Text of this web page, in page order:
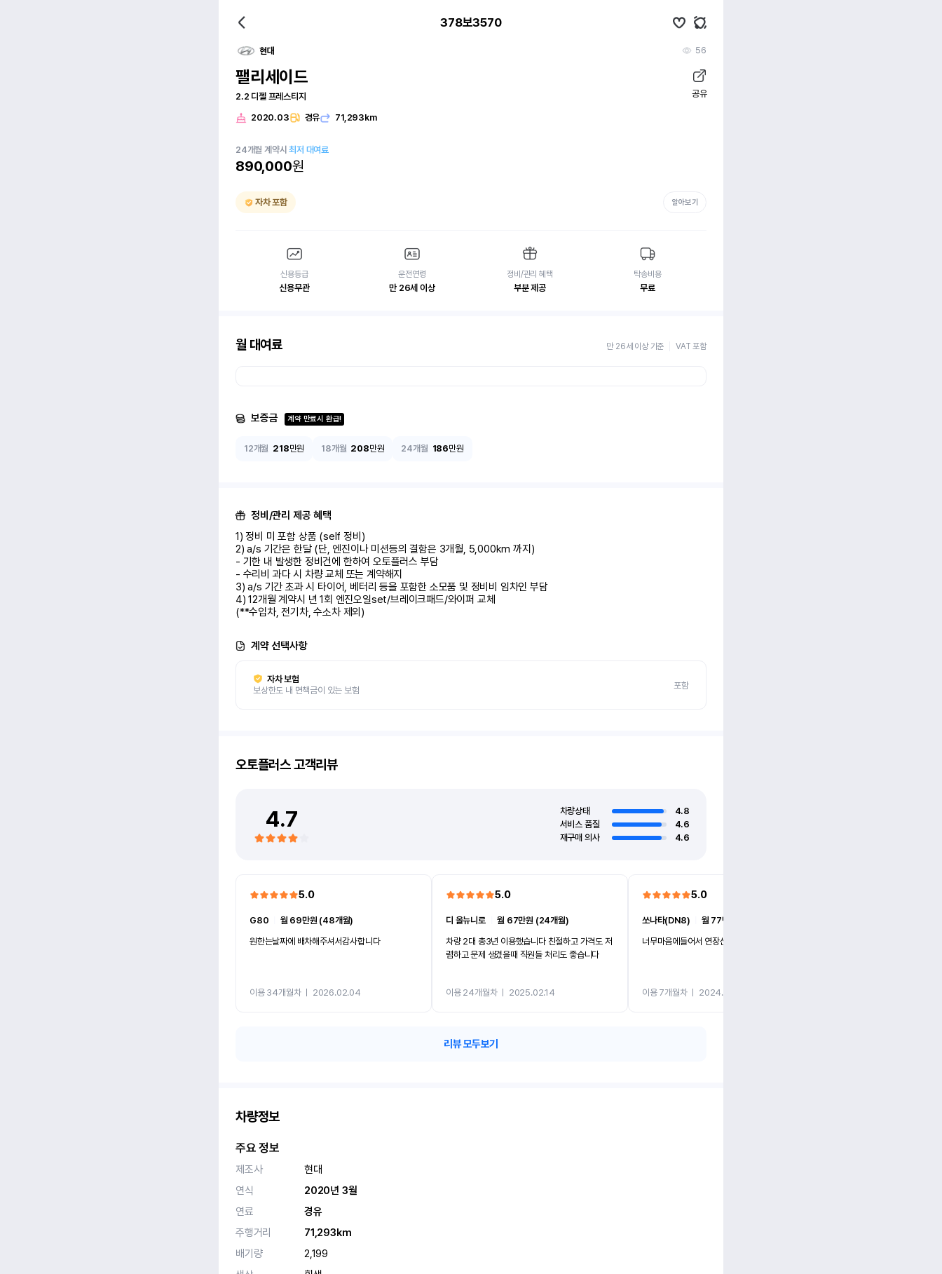
378보3570
현대 56
팰리세이드
2.2 디젤 프레스티지 공유
2020.03 경유 71,293km
24개월 계약시최저 대여료
890,000원
자차 포함 알아보기
신용등급
신용무관
운전연령
만 26세 이상
정비/관리 혜택
부분 제공
탁송비용
무료
월 대여료 만 26세 이상 기준 VAT 포함
보증금 계약 만료시 환급!
12개월 218만원 18개월 208만원 24개월 186만원
정비/관리 제공 혜택
1) 정비 미 포함 상품 (self 정비)
2) a/s 기간은 한달 (단, 엔진이나 미션등의 결함은 3개월, 5,000km 까지)
- 기한 내 발생한 정비건에 한하여 오토플러스 부담
- 수리비 과다 시 차량 교체 또는 계약해지
3) a/s 기간 초과 시 타이어, 베터리 등을 포함한 소모품 및 정비비 임차인 부담
4) 12개월 계약시 년 1회 엔진오일set/브레이크패드/와이퍼 교체
(**수입차, 전기차, 수소차 제외)
계약 선택사항
자차 보험
보상한도 내 면책금이 있는 보험
포함
오토플러스고객리뷰
4.7 차량상태
4.8
서비스 품질
4.6
재구매 의사
4.6
5.0
G80
월 69만원 (48개월)
원한는날짜에 배차해주셔서감사합니다
이용 34개월차ㅣ 2026.02.04
5.0
디 올뉴니로ㅣ월 67만원 (24개월)
차량 2대 총3년 이용했습니다 친절하고 가격도 저
렴하고 문제 생겼을때 직원들 처리도 좋습니다
이용 24개월차ㅣ 2025.02.14
5.0
쏘나타(DN8)
월 77만원 (6개월)
너무마음에들어서 연장신청했어요
이용 7개월차ㅣ 2024.05.08
리뷰 모두보기
차량정보
주요 정보
제조사
현대
연식
2020년 3월
연료
경유
주행거리
71,293km
배기량
2,199